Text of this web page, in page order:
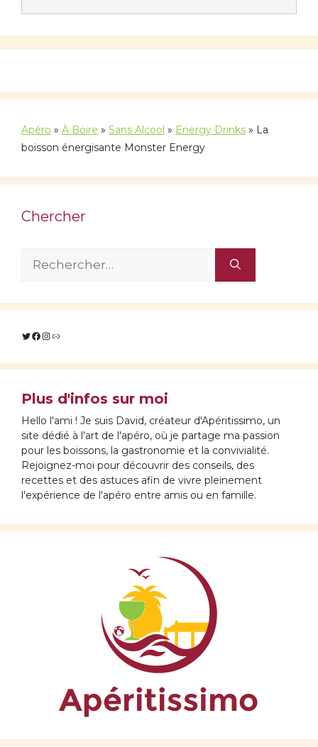
Apéro » À Boire » Sans Alcool » Energy Drinks » La
boisson énergisante Monster Energy
Chercher
Rechercher :
Twitter
Facebook
Instagram
Lien
Plus d'infos sur moi
Hello l'ami ! Je suis David, créateur d'Apéritissimo, un
site dédié à l'art de l'apéro, où je partage ma passion
pour les boissons, la gastronomie et la convivialité.
Rejoignez-moi pour découvrir des conseils, des
recettes et des astuces afin de vivre pleinement
l'expérience de l'apéro entre amis ou en famille.